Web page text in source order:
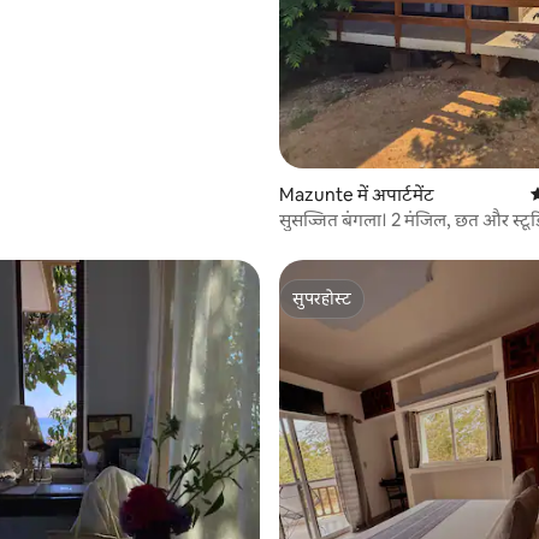
Mazunte में अपार्टमेंट
सुसज्जित बंगला। 2 मंजिल, छत और
सुपरहोस्ट
सुपरहोस्ट